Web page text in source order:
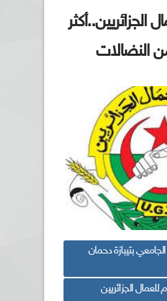
الجزائريين..أكثر
النضالات
الجامعي بتيبازة دحمان
للعمال الجزائريين